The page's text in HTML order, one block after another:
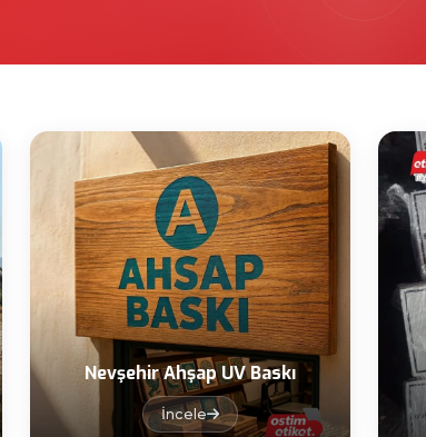
Nevşehir Ahşap UV Baskı
İncele